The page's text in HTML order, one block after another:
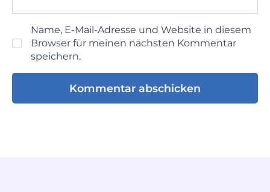
Name, E-Mail-Adresse und Website in diesem
Browser für meinen nächsten Kommentar
speichern.